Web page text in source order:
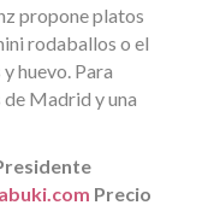
propone platos
rodaballos o el
huevo. Para
Madrid y una
Precio